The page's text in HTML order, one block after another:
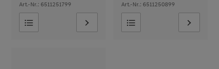
Art.-Nr.: 6511251799 Art.-Nr.: 6511250899